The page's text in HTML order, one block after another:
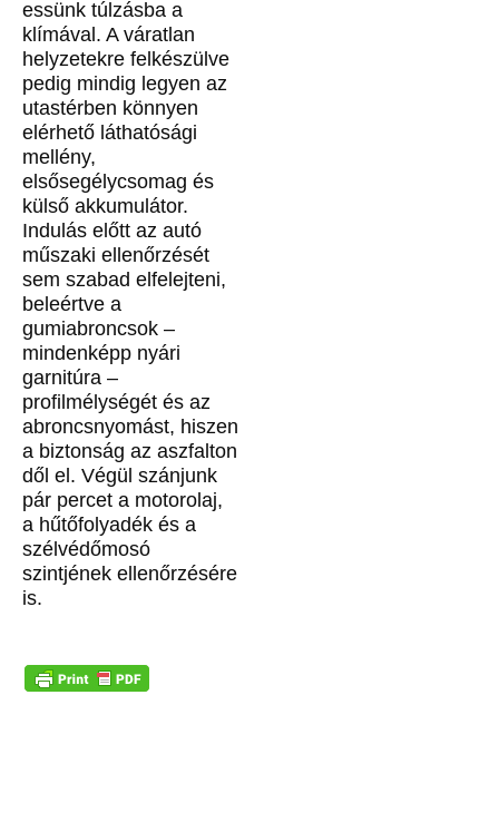
essünk túlzásba a
klímával. A váratlan
helyzetekre felkészülve
pedig mindig legyen az
utastérben könnyen
elérhető láthatósági
mellény,
elsősegélycsomag és
külső akkumulátor.
Indulás előtt az autó
műszaki ellenőrzését
sem szabad elfelejteni,
beleértve a
gumiabroncsok –
mindenképp nyári
garnitúra –
profilmélységét és az
abroncsnyomást, hiszen
a biztonság az aszfalton
dől el. Végül szánjunk
pár percet a motorolaj,
a hűtőfolyadék és a
szélvédőmosó
szintjének ellenőrzésére
is.